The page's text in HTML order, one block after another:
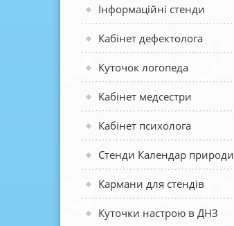
Інформаційні стенди
Кабінет дефектолога
Куточок логопеда
Кабінет медсестри
Кабінет психолога
Стенди Календар природи
Кармани для стендів
Куточки настрою в ДНЗ